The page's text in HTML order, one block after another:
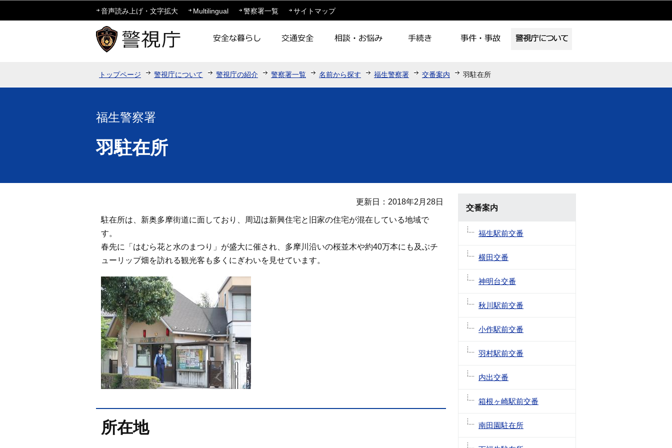
このページの本文へ移動
音声読み上げ・文字拡大 Multilingual 警察署一覧 サイトマップ
トップページ 警視庁について 警視庁の紹介 警察署一覧 名前から探す 福生警察署 交番案内 羽駐在所
福生警察署
羽駐在所
更新日：2018年2月28日
駐在所は、新奥多摩街道に面しており、周辺は新興住宅と旧家の住宅が混在している地域で
す。
春先に「はむら花と水のまつり」が盛大に催され、多摩川沿いの桜並木や約40万本にも及ぶチ
ューリップ畑を訪れる観光客も多くにぎわいを見せています。
所在地
交番案内
福生駅前交番
横田交番
神明台交番
秋川駅前交番
小作駅前交番
羽村駅前交番
内出交番
箱根ヶ崎駅前交番
南田園駐在所